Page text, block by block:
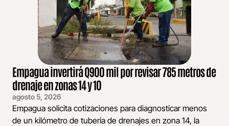
Empagua invertirá Q900 mil por revisar 785 metros de
drenaje en zonas 14 y 10
agosto 5, 2026
Empagua solicita cotizaciones para diagnosticar menos
de un kilómetro de tubería de drenajes en zona 14, la